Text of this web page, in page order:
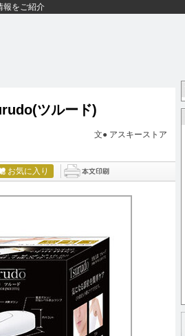
報をご紹介
ツルード)
文● アスキーストア
お気に入り